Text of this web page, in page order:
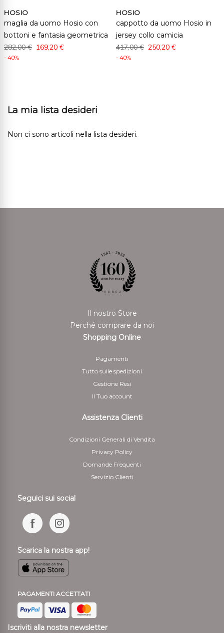
HOSIO
maglia da uomo Hosio con
bottoni e fantasia geometrica
282,00 € 169,20 €
- 40%
HOSIO
cappotto da uomo Hosio in
jersey collo camicia
417,00 € 250,20 €
- 40%
La mia lista desideri
Non ci sono articoli nella lista desideri.
Il nostro Store
Perché comprare da noi
Shopping Online
Pagamenti
Tutto sulle spedizioni
Gestione Resi
Il Tuo account
Assistenza Clienti
Condizioni Generali di Vendita
Privacy Policy
Domande Frequenti
Servizio Clienti
Seguici sui social
Scarica la nostra app!
PAGAMENTI ACCETTATI
Iscriviti alla nostra newsletter